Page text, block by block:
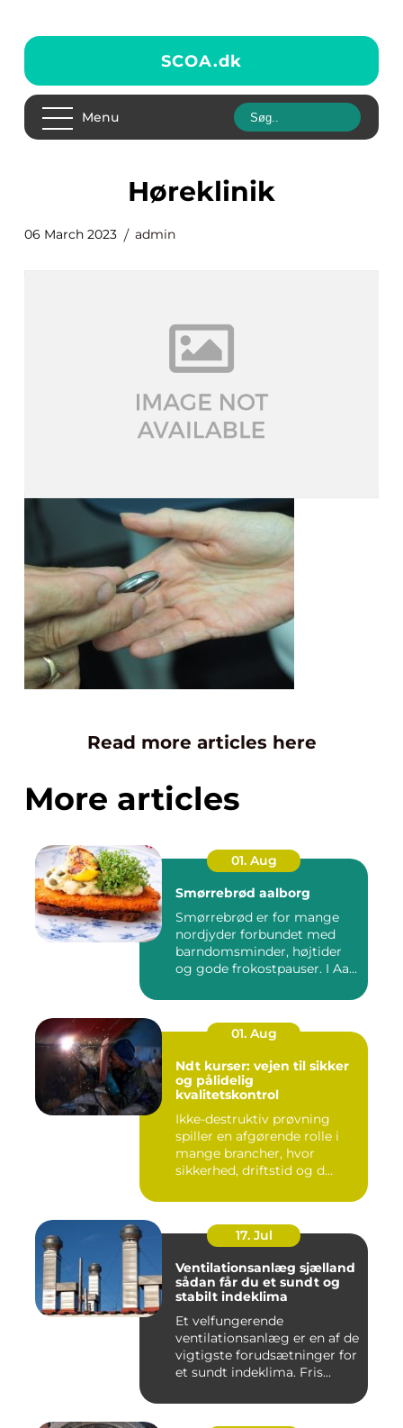
SCOA.dk
Menu
høreklinik
06 March 2023 admin
Read more articles here
More articles
01. Aug
Smørrebrød aalborg
Smørrebrød er for mange
nordjyder forbundet med
barndomsminder, højtider
og gode frokostpauser. I Aa...
01. Aug
Ndt kurser: vejen til sikker
og pålidelig
kvalitetskontrol
Ikke-destruktiv prøvning
spiller en afgørende rolle i
mange brancher, hvor
sikkerhed, driftstid og d...
17. Jul
Ventilationsanlæg sjælland
sådan får du et sundt og
stabilt indeklima
Et velfungerende
ventilationsanlæg er en af de
vigtigste forudsætninger for
et sundt indeklima. Fris...